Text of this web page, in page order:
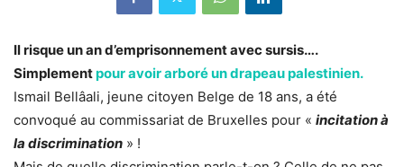
Il risque un an d’emprisonnement avec sursis….
Simplementpour avoir arboré un drapeau palestinien.
Ismail Bellâali, jeune citoyen Belge de 18 ans, a été
convoqué au commissariat de Bruxelles pour « incitation à
la discrimination » !